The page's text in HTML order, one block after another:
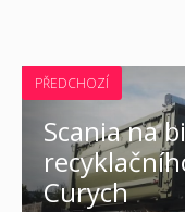
PŘEDCHOZÍ
Scania na
Curych